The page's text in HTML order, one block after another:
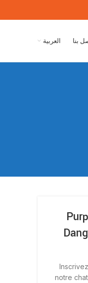
بنا العربية
notre